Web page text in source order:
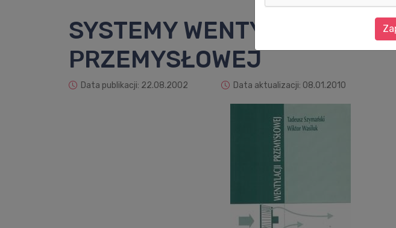
SYSTEMY WENTYLACJI
PRZEMYSŁOWEJ
Data publikacji: 22.08.2002 Data aktualizacji: 08.01.2010